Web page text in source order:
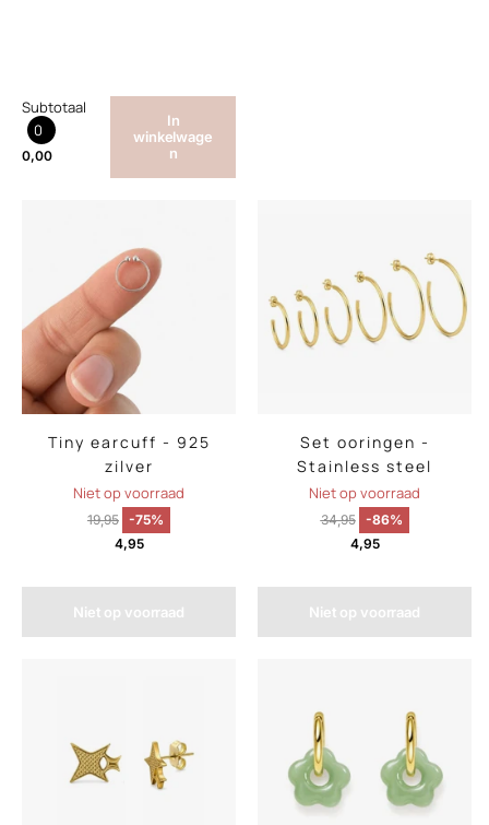
Subtotaal
0
0,00
In
winkelwage
n
Tiny earcuff - 925
zilver
Niet op voorraad
19,95 -75%
4,95
Niet op voorraad
Set ooringen -
Stainless steel
Niet op voorraad
34,95
-86%
4,95
Niet op voorraad